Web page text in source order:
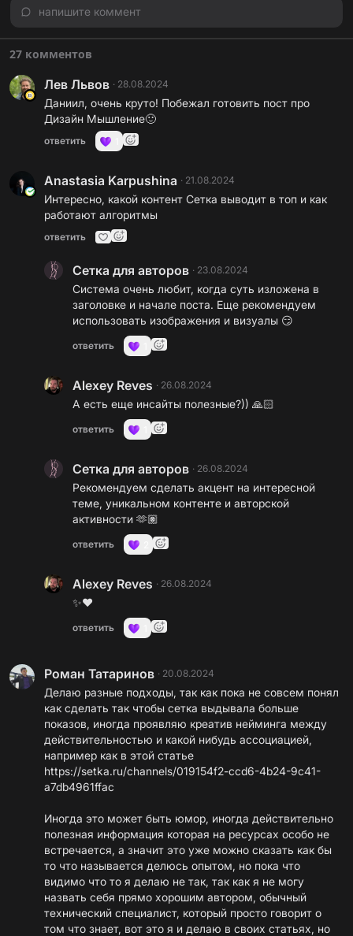
напишите коммент
27 комментов
Лев Львов · 28.08.2024
Даниил, очень круто! Побежал готовить пост про
Дизайн Мышление🙂
ответить
Anastasia Karpushina · 21.08.2024
Интересно, какой контент Сетка выводит в топ и как
работают алгоритмы
ответить
Сетка для авторов · 23.08.2024
Система очень любит, когда суть изложена в
заголовке и начале поста. Еще рекомендуем
использовать изображения и визуалы 😏
ответить
Alexey Reves · 26.08.2024
А есть еще инсайты полезные?)) 🙏🏻
ответить
Сетка для авторов · 26.08.2024
Рекомендуем сделать акцент на интересной
теме, уникальном контенте и авторской
активности 🫶🏽
ответить
Alexey Reves · 26.08.2024
✨❤️
ответить
Роман Татаринов · 20.08.2024
Делаю разные подходы, так как пока не совсем понял
как сделать так чтобы сетка выдывала больше
показов, иногда проявляю креатив нейминга между
действительностью и какой нибудь ассоциацией,
https://setka.ru/channels/019154f2-ccd6-4b24-9c41-
a7db4961ffac
Иногда это может быть юмор, иногда действительно
полезная информация которая на ресурсах особо не
встречается, а значит это уже можно сказать как бы
то что называется делюсь опытом, но пока что
видимо что то я делаю не так, так как я не могу
назвать себя прямо хорошим автором, обычный
технический специалист, который просто говорит о
том что знает, вот это я и делаю в своих статьях, но